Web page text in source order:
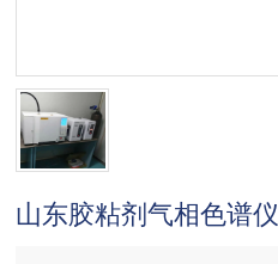
山东胶粘剂气相色谱仪